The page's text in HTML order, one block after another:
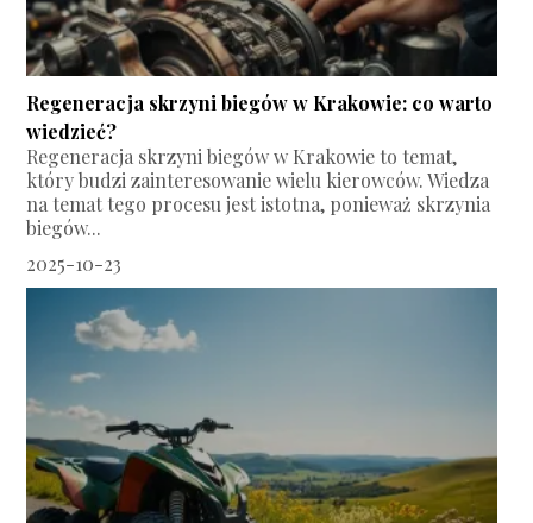
Regeneracja skrzyni biegów w Krakowie: co warto
wiedzieć?
Regeneracja skrzyni biegów w Krakowie to temat,
który budzi zainteresowanie wielu kierowców. Wiedza
na temat tego procesu jest istotna, ponieważ skrzynia
biegów...
2025-10-23